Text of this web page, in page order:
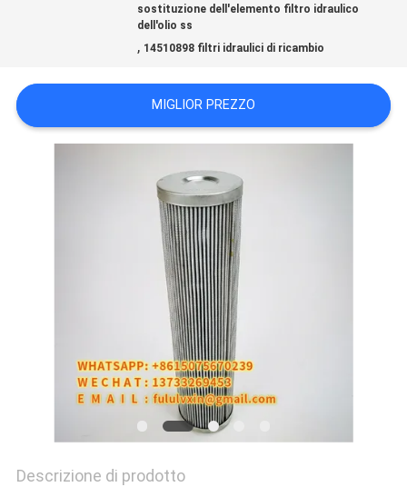
CONTATTICI
NOTIZIE
POLICY
sostituzione dell'elemento filtro idraulico
dell'olio ss
, 14510898 filtri idraulici di ricambio
MIGLIOR PREZZO
Descrizione di prodotto